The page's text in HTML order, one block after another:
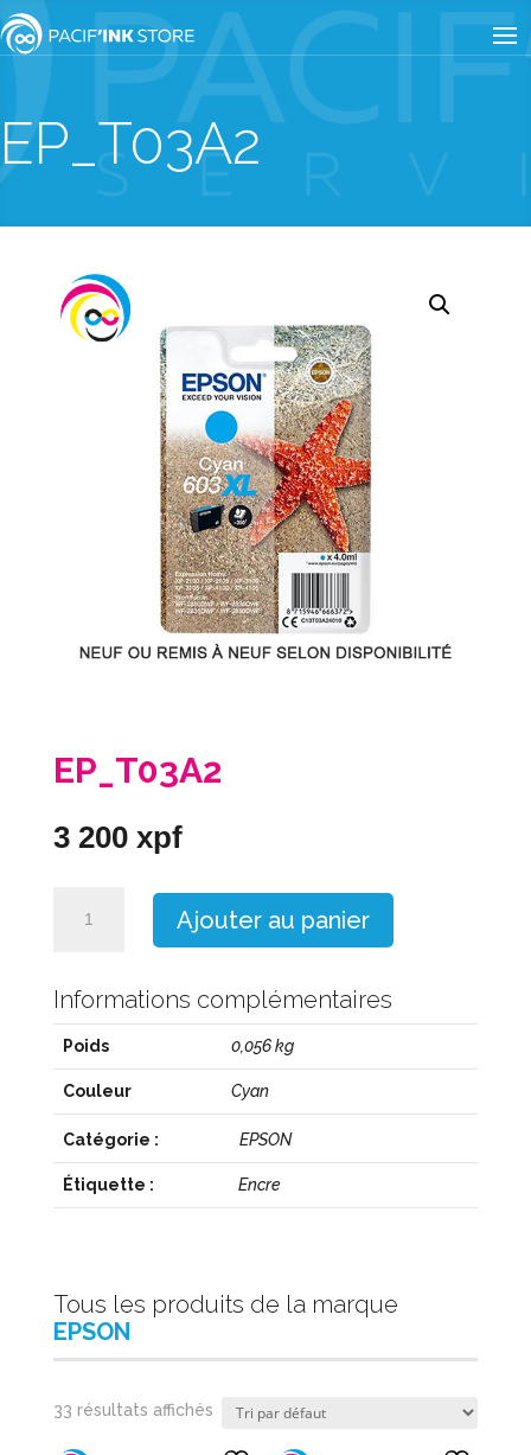
EP_T03A2
EP_T03A2
3 200 xpf
Ajouter au panier
Informations complémentaires
Poids 0,056 kg
Couleur Cyan
Catégorie : EPSON
Étiquette : Encre
Tous les produits de la marque
EPSON
33 résultats affichés